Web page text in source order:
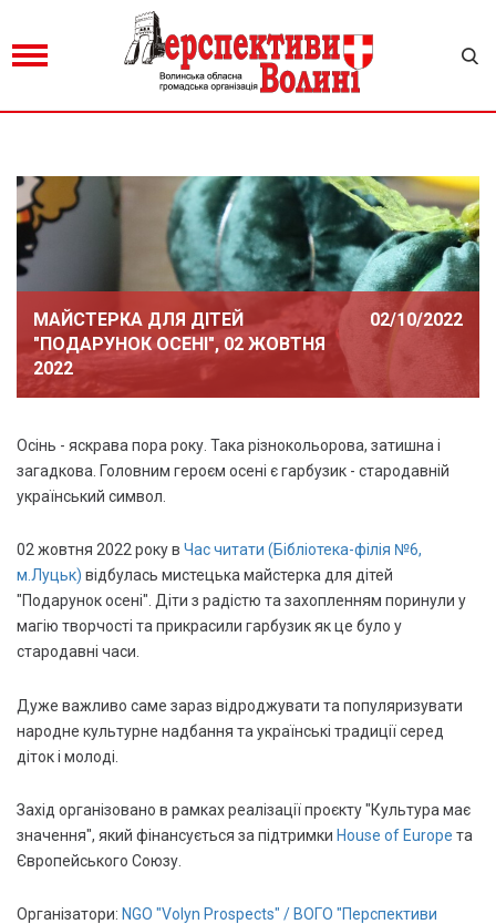
МАЙСТЕРКА ДЛЯ ДІТЕЙ
"ПОДАРУНОК ОСЕНІ", 02 ЖОВТНЯ
2022
02/10/2022
Осінь - яскрава пора року. Така різнокольорова, затишна і
загадкова. Головним героєм осені є гарбузик - стародавній
український символ.
02 жовтня 2022 року в Час читати (Бібліотека-філія №6,
м.Луцьк) відбулaсь мистецькa майстеркa для дітей
"Подарунок осені". Діти з радістю та захопленням поринули у
магію творчості та прикрасили гарбузик як це було у
стародавні часи.
Дуже важливо саме зараз відроджувати та популяризувати
народне культурне надбання та українські традиції серед
діток і молоді.
Захід організовано в рамках реалізації проєкту "Культура має
значення", який фінансується за підтримки House of Europe та
Європейського Союзу.
Організатори: NGO "Volyn Prospects" / ВОГО "Перспективи